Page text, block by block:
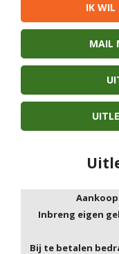
IK WIL
MAIL
Inbreng eigen
Bij te betalen